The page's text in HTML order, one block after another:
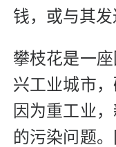
钱，或与其发
攀枝花是一
兴工业城市
因为重工业
的污染问题